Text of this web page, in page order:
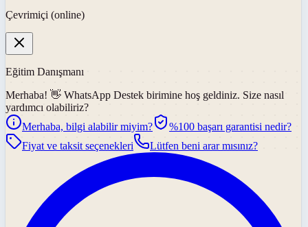
Çevrimiçi (online)
Eğitim Danışmanı
Merhaba! 👋 WhatsApp Destek birimine hoş geldiniz. Size nasıl
yardımcı olabiliriz?
Merhaba, bilgi alabilir miyim?
%100 başarı garantisi nedir?
Fiyat ve taksit seçenekleri
Lütfen beni arar mısınız?